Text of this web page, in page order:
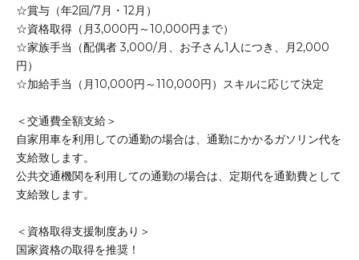
☆賞与（年2回/7月・12月）
☆資格取得（月3,000円～10,000円まで）
☆家族手当（配偶者 3,000/月、お子さん1人につき、月2,000
円）
☆加給手当（月10,000円～110,000円）スキルに応じて決定
＜交通費全額支給＞
自家用車を利用しての通勤の場合は、通勤にかかるガソリン代を
支給致します。
公共交通機関を利用しての通勤の場合は、定期代を通勤費として
支給致します。
＜資格取得支援制度あり＞
国家資格の取得を推奨！